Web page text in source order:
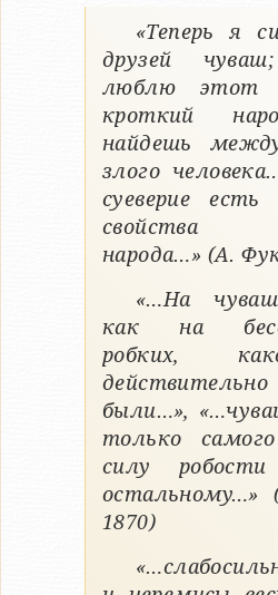
«Теперь я
друзей
люблю этот
кроткий
найдешь
злого
суеверие есть
свойства
народа…» (А.
«…На
как на
робких,
были…»,
только
силу
остальному…»
1870)